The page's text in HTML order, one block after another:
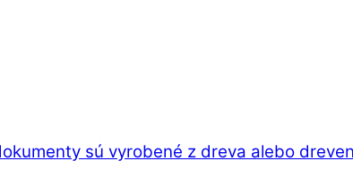
sú vyrobené z dreva alebo